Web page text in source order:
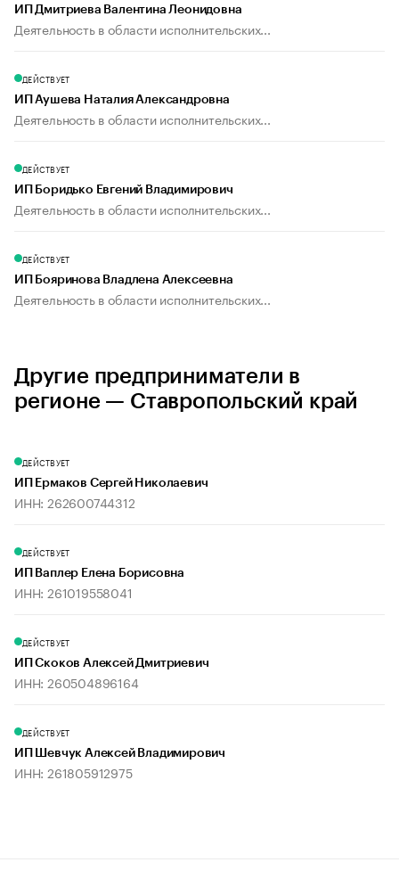
ИП Дмитриева Валентина Леонидовна
Деятельность в области исполнительских...
ДЕЙСТВУЕТ
ИП Аушева Наталия Александровна
Деятельность в области исполнительских...
ДЕЙСТВУЕТ
ИП Боридько Евгений Владимирович
Деятельность в области исполнительских...
ДЕЙСТВУЕТ
ИП Бояринова Владлена Алексеевна
Деятельность в области исполнительских...
Другие предприниматели в
регионе — Ставропольский край
ДЕЙСТВУЕТ
ИП Ермаков Сергей Николаевич
ИНН: 262600744312
ДЕЙСТВУЕТ
ИП Ваплер Елена Борисовна
ИНН: 261019558041
ДЕЙСТВУЕТ
ИП Скоков Алексей Дмитриевич
ИНН: 260504896164
ДЕЙСТВУЕТ
ИП Шевчук Алексей Владимирович
ИНН: 261805912975